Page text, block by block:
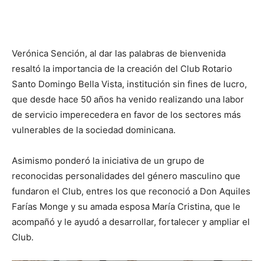
Verónica Sención, al dar las palabras de bienvenida
resaltó la importancia de la creación del Club Rotario
Santo Domingo Bella Vista, institución sin fines de lucro,
que desde hace 50 años ha venido realizando una labor
de servicio imperecedera en favor de los sectores más
vulnerables de la sociedad dominicana.
Asimismo ponderó la iniciativa de un grupo de
reconocidas personalidades del género masculino que
fundaron el Club, entres los que reconoció a Don Aquiles
Farías Monge y su amada esposa María Cristina, que le
acompañó y le ayudó a desarrollar, fortalecer y ampliar el
Club.